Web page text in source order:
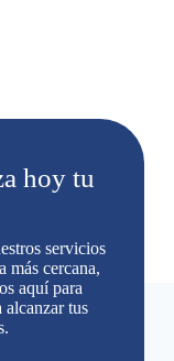
hoy tu
servicios
más cercana,
aquí para
alcanzar tus